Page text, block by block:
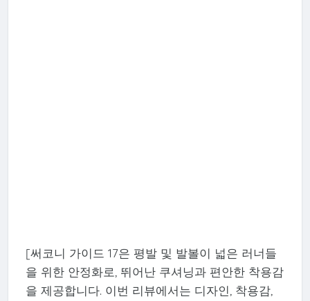
[써코니 가이드 17은 평발 및 발볼이 넓은 러너들
을 위한 안정화로, 뛰어난 쿠셔닝과 편안한 착용감
을 제공합니다. 이번 리뷰에서는 디자인, 착용감,